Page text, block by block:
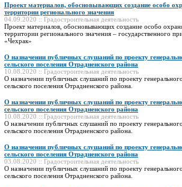
Проект материалов, обосновывающих создание особо
территории регионального значения
04.09.2020 :: Градостроительная деятельность
Проект материалов, обосновывающих создание особо
территории регионального значения – государственного
«Чехрак»
О назначении публичных слушаний по проекту
сельского поселения Отрадненского района
10.08.2020 :: Градостроительная деятельность
О назначении публичных слушаний по проекту
сельского поселения Отрадненского района.
О назначении публичных слушаний по проекту
сельского поселения Отрадненского района
10.08.2020 :: Градостроительная деятельность
О назначении публичных слушаний по проекту
сельского поселения Отрадненского района.
О назначении публичных слушаний по проекту
сельского поселения Отрадненского района
03.08.2020 :: Градостроительная деятельность
О назначении публичных слушаний по проекту
сельского поселения Отрадненского района.